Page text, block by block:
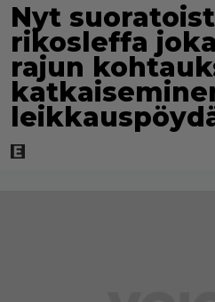
Nyt
rikosleffa
rajun